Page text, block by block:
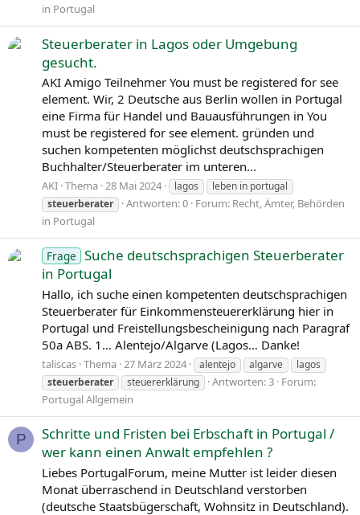
in Portugal
Steuerberater in Lagos oder Umgebung
gesucht.
AKI Amigo Teilnehmer You must be registered for see
element. Wir, 2 Deutsche aus Berlin wollen in Portugal
eine Firma für Handel und Bauausführungen in You
must be registered for see element. gründen und
suchen kompetenten möglichst deutschsprachigen
Buchhalter/Steuerberater im unteren...
AKI Thema 28 Mai 2024 lagos
leben in portugal
steuerberater
Antworten: 0 Forum: Recht, Ämter, Behörden
in Portugal
Frage Suche deutschsprachigen Steuerberater
in Portugal
Hallo, ich suche einen kompetenten deutschsprachigen
Steuerberater für Einkommensteuererklärung hier in
Portugal und Freistellungsbescheinigung nach Paragraf
50a ABS. 1… Alentejo/Algarve (Lagos… Danke!
taliscas Thema 27 März 2024 alentejo algarve
lagos
steuerberater
steuererklärung Antworten: 3 Forum:
Portugal Allgemein
P
Schritte und Fristen bei Erbschaft in Portugal /
wer kann einen Anwalt empfehlen ?
Liebes PortugalForum, meine Mutter ist leider diesen
Monat überraschend in Deutschland verstorben
(deutsche Staatsbügerschaft, Wohnsitz in Deutschland).